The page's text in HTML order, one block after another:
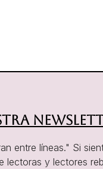
entre líneas." Si
lectoras y lectores